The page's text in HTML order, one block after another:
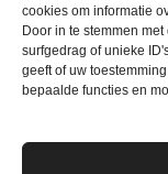
cookies om informatie
Door in te stemmen
surfgedrag of unieke
geeft of uw
bepaalde functies en